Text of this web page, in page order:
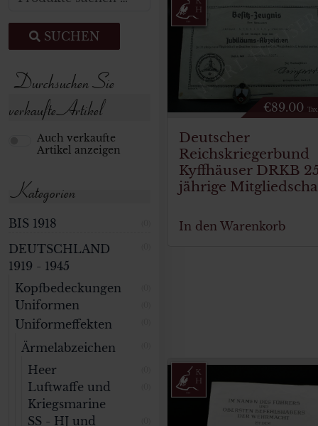
€89.00
Deutscher
Reichskriegerbund
Kyffhäuser DRKB
jährige
In den Warenkorb
SUCHEN
Durchsuchen Sie
verkaufte Artikel
Auch verkaufte
Artikel anzeigen
Kategorien
BIS 1918
DEUTSCHLAND
1919 - 1945
Kopfbedeckungen
Uniformen
Uniformeffekten
Ärmelabzeichen
Heer
Luftwaffe und
Kriegsmarine
SS - HJ und